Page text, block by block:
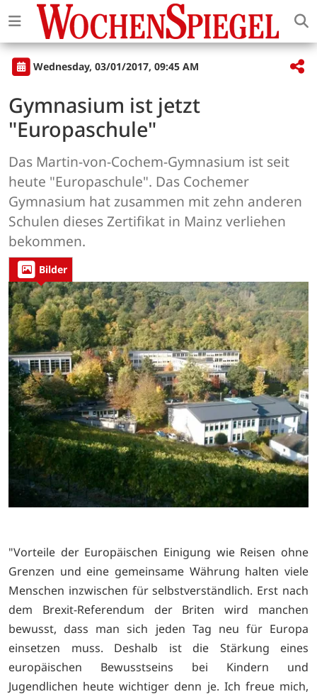
Wednesday, 03/01/2017, 09:45 AM
Gymnasium ist jetzt
"Europaschule"
Das Martin-von-Cochem-Gymnasium ist seit
heute "Europaschule". Das Cochemer
Gymnasium hat zusammen mit zehn anderen
Schulen dieses Zertifikat in Mainz verliehen
bekommen.
Bilder
"Vorteile der Europäischen Einigung wie Reisen ohne
Grenzen und eine gemeinsame Währung halten viele
Menschen inzwischen für selbstverständlich. Erst nach
dem Brexit-Referendum der Briten wird manchen
bewusst, dass man sich jeden Tag neu für Europa
einsetzen muss. Deshalb ist die Stärkung eines
europäischen Bewusstseins bei Kindern und
Jugendlichen heute wichtiger denn je. Ich freue mich,